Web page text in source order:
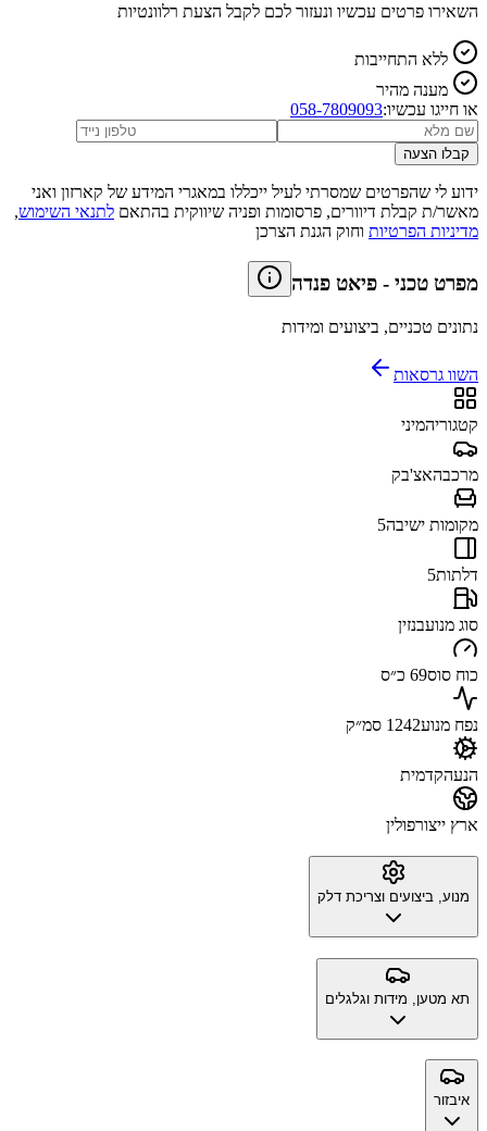
השאירו פרטים עכשיו ונעזור לכם לקבל הצעת רלוונטיות
ללא התחייבות
מענה מהיר
או חייגו עכשיו:058-7809093
קבלו הצעה
ידוע לי שהפרטים שמסרתי לעיל ייכללו במאגרי המידע של קארזון ואני
מאשר/ת קבלת דיוורים, פרסומות ופניה שיווקית בהתאם לתנאי השימוש,
מדיניות הפרטיות וחוק הגנת הצרכן
מפרט טכני - פיאט פנדה
נתונים טכניים, ביצועים ומידות
השוו גרסאות
קטגוריהמיני
מרכבהאצ'בק
מקומות ישיבה5
דלתות5
סוג מנועבנזין
כוח סוס69 כ״ס
נפח מנוע1242 סמ״ק
הנעהקדמית
ארץ ייצורפולין
מנוע, ביצועים וצריכת דלק
תא מטען, מידות וגלגלים
איבזור